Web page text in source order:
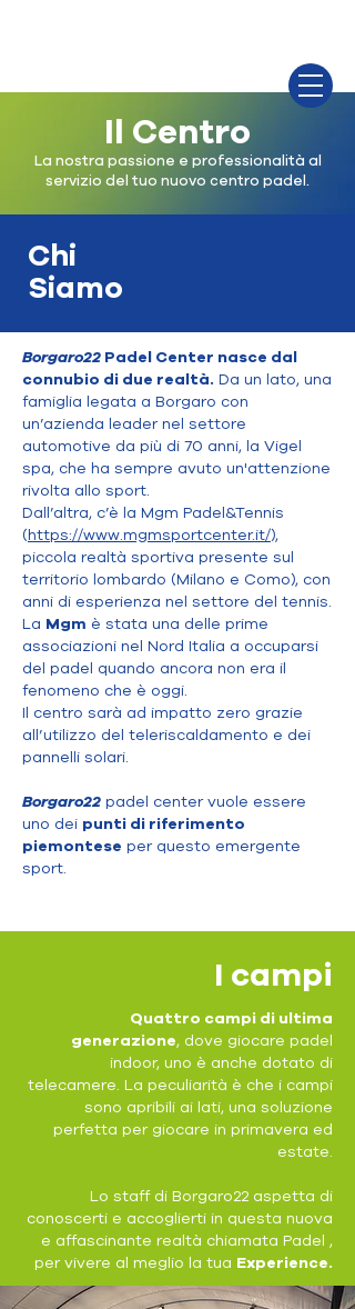
Il Centro
La nostra passione e professionalità al
servizio del tuo nuovo centro padel.
Chi
Siamo
Borgaro22 Padel Center nasce dal
connubio di due realtà. Da un lato, una
famiglia legata a Borgaro con
un’azienda leader nel settore
automotive da più di 70 anni, la Vigel
spa, che ha sempre avuto un'attenzione
rivolta allo sport.
Dall’altra, c’è la Mgm Padel&Tennis
( https://www.mgmsportcenter.it/),
piccola realtà sportiva presente sul
territorio lombardo (Milano e Como), con
anni di esperienza nel settore del tennis.
La Mgm è stata una delle prime
associazioni nel Nord Italia a occuparsi
del padel quando ancora non era il
fenomeno che è oggi.
Il centro sarà ad impatto zero grazie
all’utilizzo del teleriscaldamento e dei
pannelli solari.
Borgaro22 padel center vuole essere
uno dei punti di riferimento
piemontese per questo emergente
sport.
I campi
Quattro campi di ultima
generazione, dove giocare padel
indoor, uno è anche dotato di
telecamere. La peculiarità è che i campi
sono apribili ai lati, una soluzione
perfetta per giocare in primavera ed
estate.
Lo staff di Borgaro22 aspetta di
conoscerti e accoglierti in questa nuova
e affascinante realtà chiamata Padel ,
per vivere al meglio la tua Experience.